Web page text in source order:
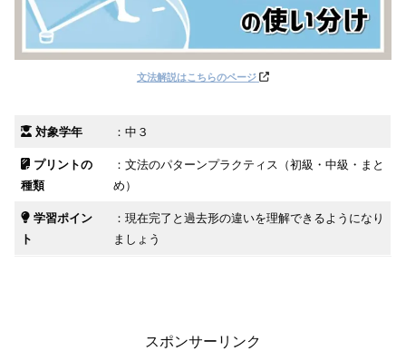
文法解説はこちらのページ
対象学年 ：中３
プリントの
種類
：文法のパターンプラクティス（初級・中級・まと
め）
学習ポイン
ト
：現在完了と過去形の違いを理解できるようになり
ましょう
スポンサーリンク